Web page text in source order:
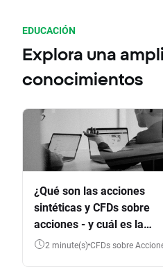
EDUCACIÓN
Explora una
conocimientos
¿Qué son las acciones
sintéticas y CFDs sobre
acciones - y cuál es la
diferencia?
2 minute(s) CFDs sobre